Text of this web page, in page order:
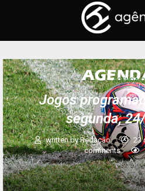
AGENDA
Jogos
segunda,
written byRedação 23
comments